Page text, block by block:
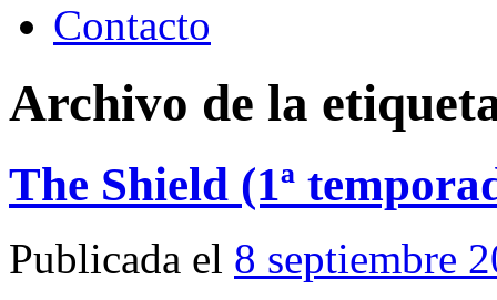
Contacto
Archivo de la
The Shield (1ª
Publicada el 8 septiembre